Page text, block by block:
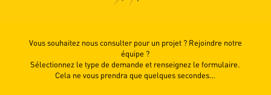
Vous souhaitez nous consulter pour un projet ? Rejoindre notre
équipe ?
Sélectionnez le type de demande et renseignez le formulaire.
Cela ne vous prendra que quelques secondes…